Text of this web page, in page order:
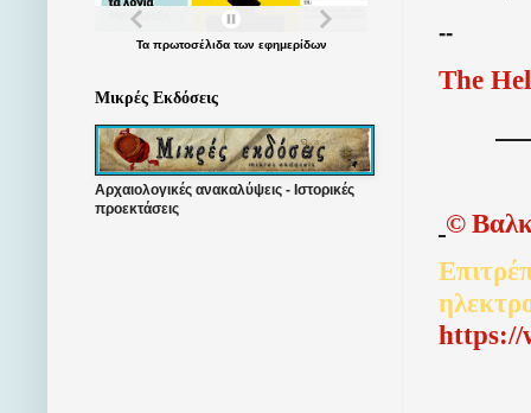
--
The
©
https://
Τα πρωτοσέλιδατων εφημερίδων
Μικρές Εκδόσεις
Αρχαιολογικές ανακαλύψεις - Ιστορικές
προεκτάσεις